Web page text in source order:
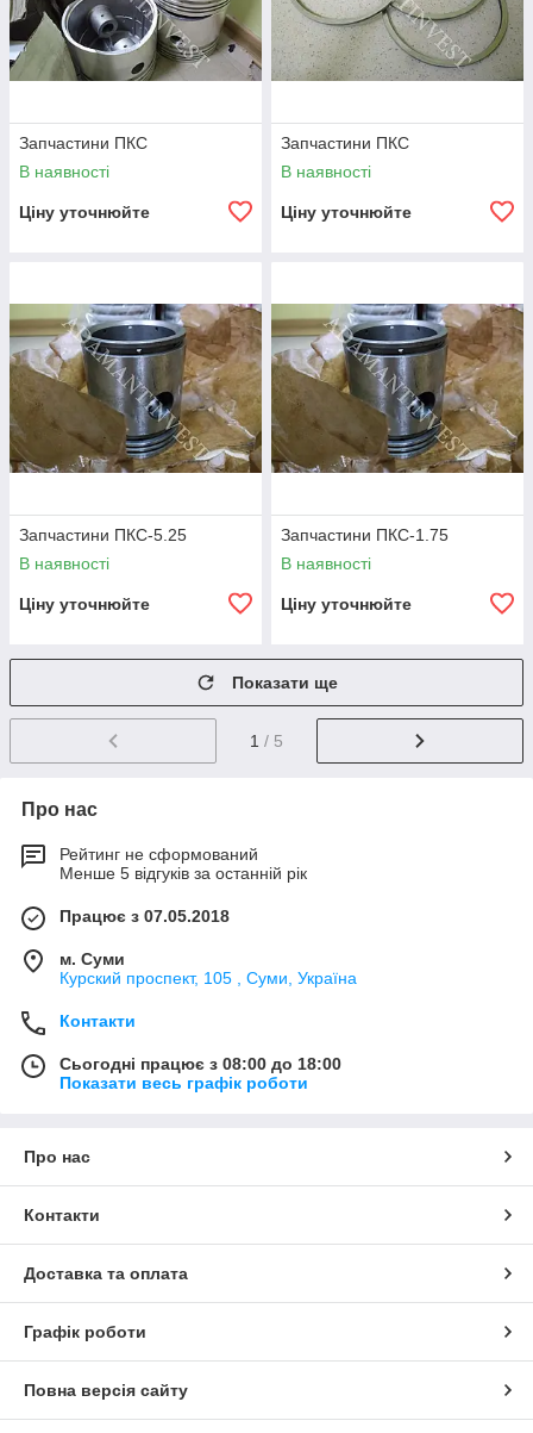
Запчастини ПКС
В наявності
Ціну уточнюйте
Запчастини ПКС
В наявності
Ціну уточнюйте
Запчастини ПКС-5.25
В наявності
Ціну уточнюйте
Запчастини ПКС-1.75
В наявності
Ціну уточнюйте
Показати ще
1 / 5
Про нас
Рейтинг не сформований
Менше 5 відгуків за останній рік
Працює з 07.05.2018
м. Суми
Курский проспект, 105 , Суми, Україна
Контакти
Сьогодні працює з 08:00 до 18:00
Показати весь графік роботи
Про нас
Контакти
Доставка та оплата
Графік роботи
Повна версія сайту